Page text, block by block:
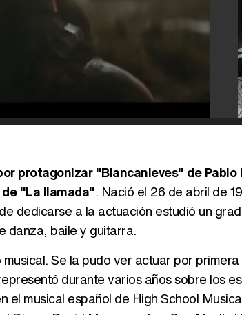
protagonizar "Blancanieves" de Pablo
"La llamada". Nació el 26 de abril de
dedicarse a la actuación estudió un
danza, baile y guitarra.
Se la pudo ver actuar por
durante varios años sobre los
musical español de High School